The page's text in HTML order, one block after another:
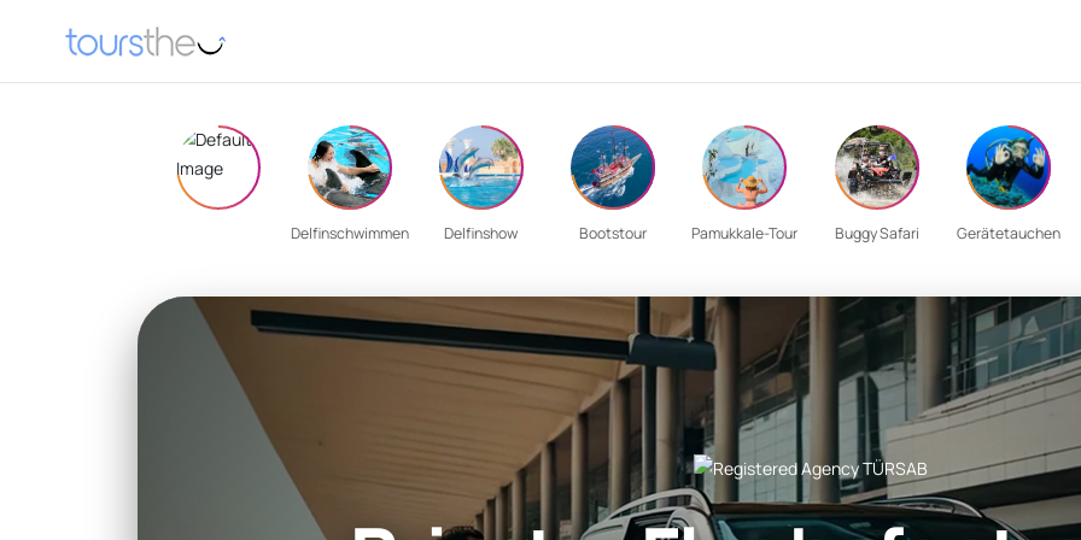
Delfinschwimmen Delfinshow Bootstour Pamukkale-Tour Buggy Safari Gerätetauchen